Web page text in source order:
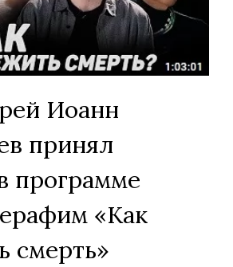
Иоанн
принял
программе
«Как
смерть»